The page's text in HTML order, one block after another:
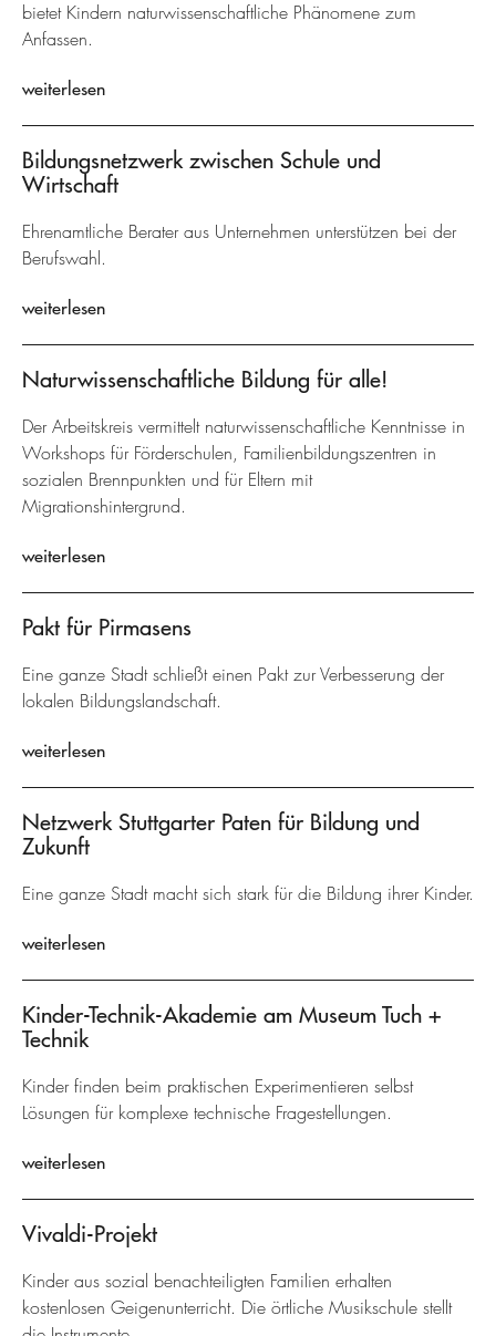
bietet Kindern naturwissenschaftliche Phänomene zum
Anfassen.
weiterlesen
Bildungsnetzwerk zwischen Schule und
Wirtschaft
Ehrenamtliche Berater aus Unternehmen unterstützen bei der
Berufswahl.
weiterlesen
Naturwissenschaftliche Bildung für alle!
Der Arbeitskreis vermittelt naturwissenschaftliche Kenntnisse in
Workshops für Förderschulen, Familienbildungszentren in
sozialen Brennpunkten und für Eltern mit
Migrationshintergrund.
weiterlesen
Pakt für Pirmasens
Eine ganze Stadt schließt einen Pakt zur Verbesserung der
lokalen Bildungslandschaft.
weiterlesen
Netzwerk Stuttgarter Paten für Bildung und
Zukunft
Eine ganze Stadt macht sich stark für die Bildung ihrer Kinder.
weiterlesen
Kinder-Technik-Akademie am Museum Tuch +
Technik
Kinder finden beim praktischen Experimentieren selbst
Lösungen für komplexe technische Fragestellungen.
weiterlesen
Vivaldi-Projekt
Kinder aus sozial benachteiligten Familien erhalten
kostenlosen Geigenunterricht. Die örtliche Musikschule stellt